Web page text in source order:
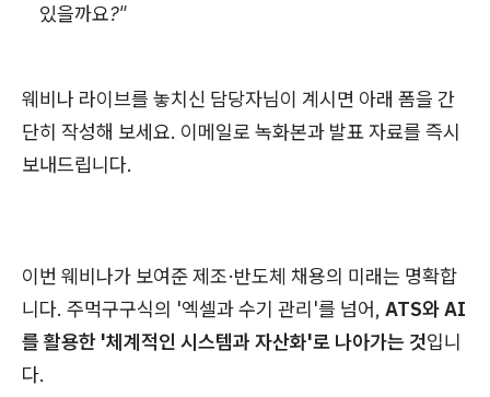
있을까요?"
웨비나 라이브를 놓치신 담당자님이 계시면 아래 폼을 간
단히 작성해 보세요. 이메일로 녹화본과 발표 자료를 즉시
보내드립니다.
이번 웨비나가 보여준 제조·반도체 채용의 미래는 명확합
니다. 주먹구구식의 '엑셀과 수기 관리'를 넘어, ATS와 AI
를 활용한 '체계적인 시스템과 자산화'로 나아가는 것입니
다.